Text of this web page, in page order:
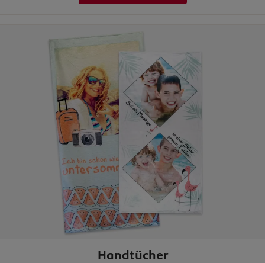
Handtücher